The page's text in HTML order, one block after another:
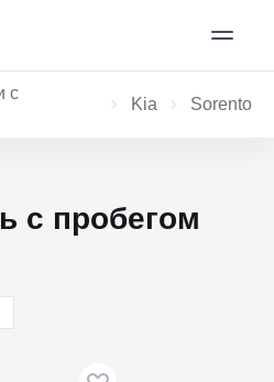
с
Kia Sorento
с пробегом